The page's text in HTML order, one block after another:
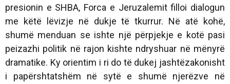
presionin e SHBA, Forca e Jeruzalemit filloi dialogun
me këtë lëvizje në dukje të tkurrur. Në atë kohë,
shumë menduan se ishte një përpjekje e kotë pasi
peizazhi politik në rajon kishte ndryshuar në mënyrë
dramatike. Ky orientim i ri do të dukej jashtëzakonisht
i papërshtatshëm në sytë e shumë njerëzve në